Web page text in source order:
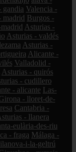
gandia Valencia -
madrid Burgos -
Asturias -
Asturias - valdés
Asturias -
Alicante -
Valladolid -
Asturias - quirós
- cudillero
- alicante Las-
- lloret-de-
Cantabria -
- llanera
eulària-des-riu
- fraga Málaga -
i-la-geltrú